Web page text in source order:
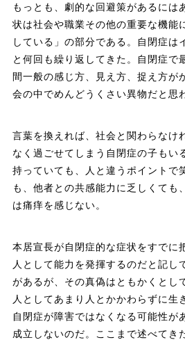
もっとも、劇的な回避策があるには
状は社会や職業その他の重要な機能
している」の部分である。自閉症は
と何回も繰り返してきた。自閉症で
間一般の感じ方、見え方、捉え方が
会の中でめんどうくさい異物だと思
言葉を換えれば、社会と関わらなけ
なく過ごせてしまう自閉症の子もい
持っていても、人と違うポイントで
も、他者との共感能力に乏しくても
は痛痒を感じない。
本居宣長が自閉症的な症状をすでに
人として能力を発揮するのだと記し
があるが、その真偽はともかくとし
人としてあまり人とかかわらずに生
自閉症が障害ではなくなる可能性が
成立しないのだ。ここまで述べてき